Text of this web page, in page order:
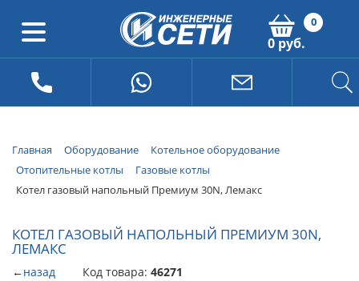
0
0 руб.
Главная Оборудование
Котельное оборудование
Отопительные котлы
Газовые котлы
Котел газовый напольный Премиум 30N, Лемакс
КОТЕЛ ГАЗОВЫЙ НАПОЛЬНЫЙ ПРЕМИУМ 30N,
ЛЕМАКС
←назад Код товара: 46271